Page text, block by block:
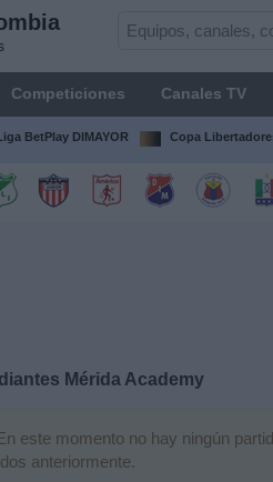
Competiciones Canales TV
BetPlay DIMAYOR Copa
Mérida Academy
este momento no hay ningún
anteriormente.